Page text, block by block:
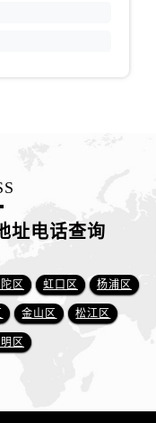
址电话查询
区 虹口区 杨浦区
金山区 松江区
区